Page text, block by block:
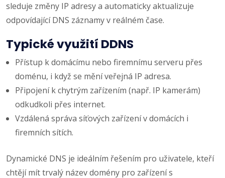
sleduje změny IP adresy a automaticky aktualizuje
odpovídající DNS záznamy v reálném čase.
Typické využití DDNS
Přístup k domácímu nebo firemnímu serveru přes
doménu, i když se mění veřejná IP adresa.
Připojení k chytrým zařízením (např. IP kamerám)
odkudkoli přes internet.
Vzdálená správa síťových zařízení v domácích i
firemních sítích.
Dynamické DNS je ideálním řešením pro uživatele, kteří
chtějí mít trvalý název domény pro zařízení s